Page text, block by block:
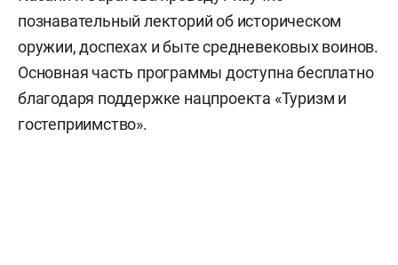
познавательный лекторий об историческом
оружии, доспехах и быте средневековых воинов.
Основная часть программы доступна бесплатно
благодаря поддержке нацпроекта «Туризм и
гостеприимство».